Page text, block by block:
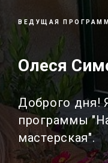
ВЕДУЩАЯ
Олеся
Доброго дня!
программы
мастерская".